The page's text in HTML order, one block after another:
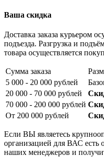
Ваша скидка
Доставка заказа курьером
подъезда. Разгрузка и
товара осуществляется
Сумма заказа
5 000 - 20 000 рублей
20 000 - 70 000 рублей
70 000 - 200 000 рублей
От 200 000 рублей
Если ВЫ являетесь
организацией для ВАС есть
наших менеджеров и